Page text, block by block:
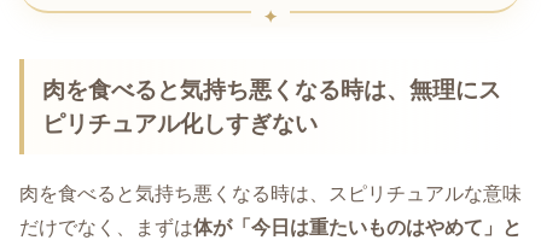
肉を食べると気持ち悪くなる時は、無理にス
ピリチュアル化しすぎない
肉を食べると気持ち悪くなる時は、スピリチュアルな意味
だけでなく、まずは体が「今日は重たいものはやめて」と